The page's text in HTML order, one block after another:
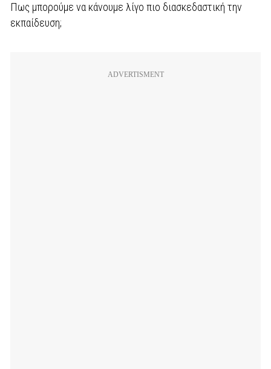
Πως μπορούμε να κάνουμε λίγο πιο διασκεδαστική την
εκπαίδευση;